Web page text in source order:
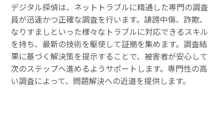
デジタル探偵は、ネットトラブルに精通した専門の調査
員が迅速かつ正確な調査を行います。誹謗中傷、詐欺、
なりすましといった様々なトラブルに対応できるスキル
を持ち、最新の技術を駆使して証拠を集めます。調査結
果に基づく解決策を提示することで、被害者が安心して
次のステップへ進めるようサポートします。専門性の高
い調査によって、問題解決への近道を提供します。